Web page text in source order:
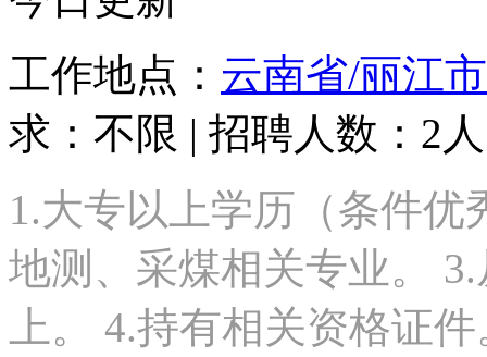
工作地点： 云南省/丽江市
求：不限 | 招聘人数：2人
1.大专以上学历（条件优
地测、采煤相关专业。
上。 4.持有相关资格证